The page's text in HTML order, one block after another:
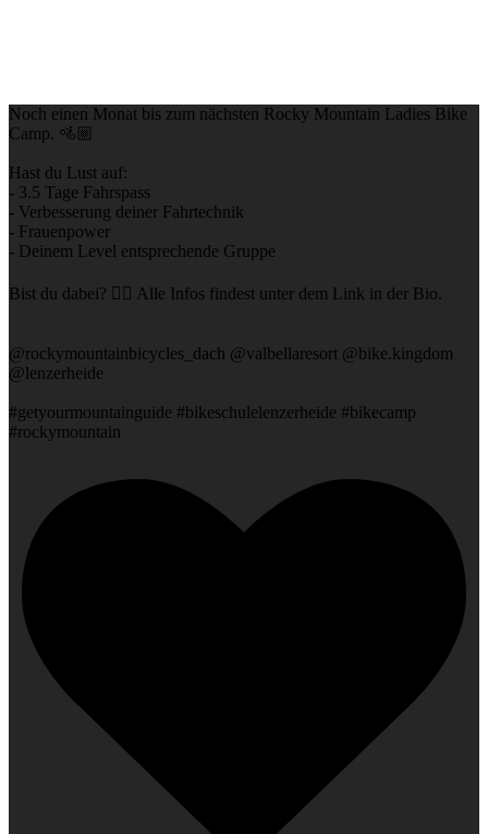
Noch einen Monat bis zum nächsten Rocky Mountain Ladies Bike
Camp. 🚵🏼⁠
Hast du Lust auf: ⁠
- 3.5 Tage Fahrspass⁠
- Verbesserung deiner Fahrtechnik⁠
- Frauenpower⁠
- Deinem Level entsprechende Gruppe⁠
Bist du dabei? 👉🏼 Alle Infos findest unter dem Link in der Bio. ⁠
@rockymountainbicycles_dach @valbellaresort @bike.kingdom
@lenzerheide
#getyourmountainguide #bikeschulelenzerheide #bikecamp
#rockymountain